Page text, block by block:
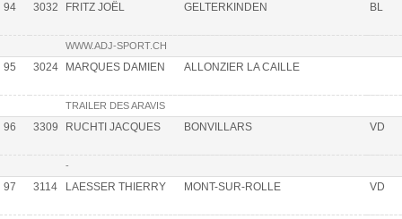
94 3032 FRITZ JOËL GELTERKINDEN BL
WWW.ADJ-SPORT.CH
95 3024 MARQUES DAMIEN ALLONZIER LA CAILLE
TRAILER DES ARAVIS
96 3309 RUCHTI JACQUES BONVILLARS VD
-
97 3114 LAESSER THIERRY MONT-SUR-ROLLE VD